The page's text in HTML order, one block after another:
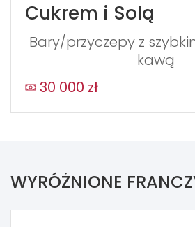
Cukrem i Solą
Bary/przyczepy z
kawą
30 000 zł
WYRÓŻNIONE